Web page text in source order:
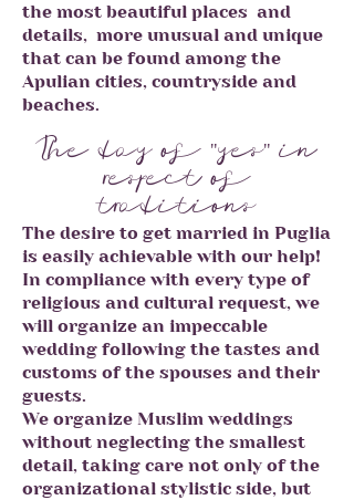
the most beautiful places and
details, more unusual and unique
that can be found among the
Apulian cities, countryside and
beaches.
The day of "yes" in
respect of
traditions
The desire to get married in Puglia
is easily achievable with our help!
In compliance with every type of
religious and cultural request, we
will organize an impeccable
wedding following the tastes and
customs of the spouses and their
guests.
We organize Muslim weddings
without neglecting the smallest
detail, taking care not only of the
organizational stylistic side, but